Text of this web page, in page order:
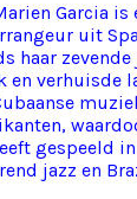
Garcia is
uit
haar zevende
en verhuisde
gespeeld in
jazz en